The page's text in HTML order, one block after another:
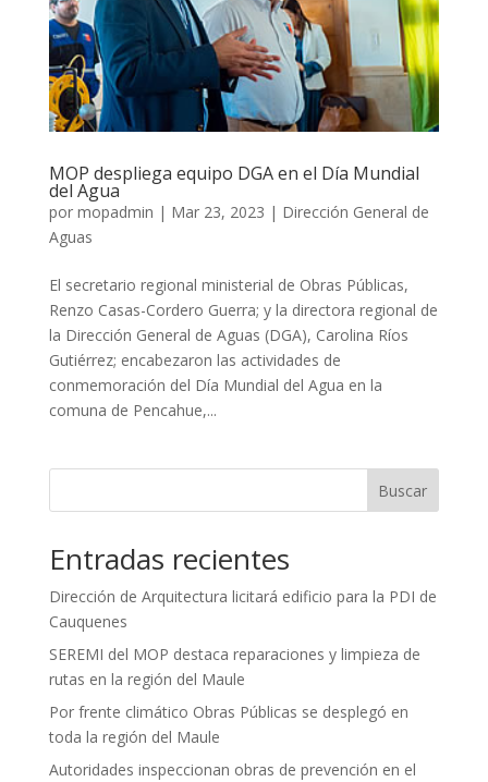
MOP despliega equipo DGA en el Día Mundial
del Agua
por mopadmin | Mar 23, 2023 | Dirección General de
Aguas
El secretario regional ministerial de Obras Públicas,
Renzo Casas-Cordero Guerra; y la directora regional de
la Dirección General de Aguas (DGA), Carolina Ríos
Gutiérrez; encabezaron las actividades de
conmemoración del Día Mundial del Agua en la
comuna de Pencahue,...
Buscar
Entradas recientes
Dirección de Arquitectura licitará edificio para la PDI de
Cauquenes
SEREMI del MOP destaca reparaciones y limpieza de
rutas en la región del Maule
Por frente climático Obras Públicas se desplegó en
toda la región del Maule
Autoridades inspeccionan obras de prevención en el